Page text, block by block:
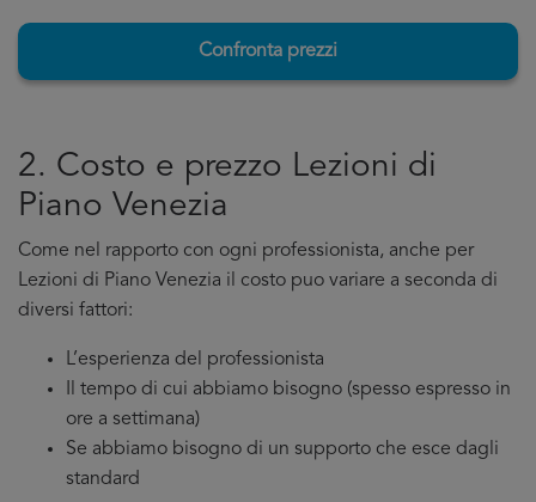
Confronta prezzi
2. Costo e prezzo Lezioni di
Piano Venezia
Come nel rapporto con ogni professionista, anche per
Lezioni di Piano Venezia il costo puo variare a seconda di
diversi fattori:
L’esperienza del professionista
Il tempo di cui abbiamo bisogno (spesso espresso in
ore a settimana)
Se abbiamo bisogno di un supporto che esce dagli
standard